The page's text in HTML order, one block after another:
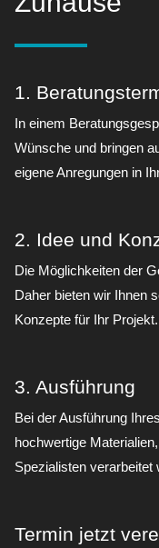
1.
In einem
Wünsche und bringen
eigene Anregungen in
2. Idee und
Die Möglichkeiten der
Daher bieten wir Ihnen
Konzepte für Ihr Projekt.
3. Ausführung
Bei der Ausführung
hochwertige
Spezialisten verarbeitet
Termin jetzt